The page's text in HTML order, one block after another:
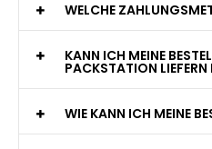
WELCHE
KANN ICH MEINE
PACKSTATION LIEFERN
WIE KANN ICH MEINE